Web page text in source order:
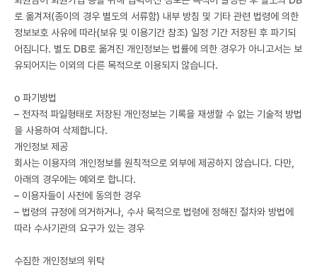
로 옮겨져(종이의 경우 별도의 서류함) 내부 방침 및 기타 관련 법령에 의한
정보보호 사유에 따라(보유 및 이용기간 참조) 일정 기간 저장된 후 파기되
어집니다. 별도 DB로 옮겨진 개인정보는 법률에 의한 경우가 아니고서는 보
유되어지는 이외의 다른 목적으로 이용되지 않습니다.
ο 파기방법
– 전자적 파일형태로 저장된 개인정보는 기록을 재생할 수 없는 기술적 방법
을 사용하여 삭제합니다.
개인정보 제공
회사는 이용자의 개인정보를 원칙적으로 외부에 제공하지 않습니다. 다만,
아래의 경우에는 예외로 합니다.
– 이용자들이 사전에 동의한 경우
– 법령의 규정에 의거하거나, 수사 목적으로 법령에 정해진 절차와 방법에
따라 수사기관의 요구가 있는 경우
수집한 개인정보의 위탁